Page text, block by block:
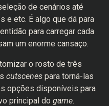
de cenários até
e etc. É algo que dá para
para carregar cada
um enorme cansaço.
o rosto de três
cutscenes para torná-las
opções disponíveis para
principal do game.